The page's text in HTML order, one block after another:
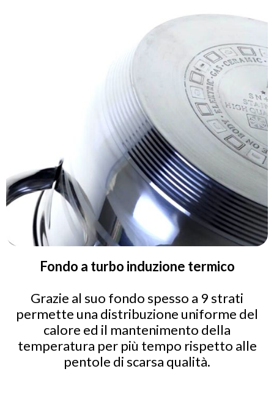
Fondo a turbo induzione termico
Grazie al suo fondo spesso a 9 strati
permette una distribuzione uniforme del
calore ed il mantenimento della
temperatura per più tempo rispetto alle
pentole di scarsa qualità.